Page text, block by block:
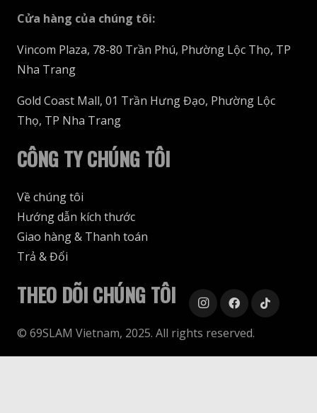
Cửa hàng của chúng tôi:
Vincom Plaza, 78-80 Trần Phú, Phường Lộc Thọ, TP
Nha Trang
Gold Coast Mall, 01 Trần Hưng Đạo, Phường Lộc
Thọ, TP Nha Trang
CÔNG TY CHÚNG TÔI
Về chúng tôi
Hướng dẫn kích thước
Giao hàng & Thanh toán
Trả & Đổi
THEO DÕI CHÚNG TÔI
© 69SLAM Vietnam, 2025. All rights reserved.